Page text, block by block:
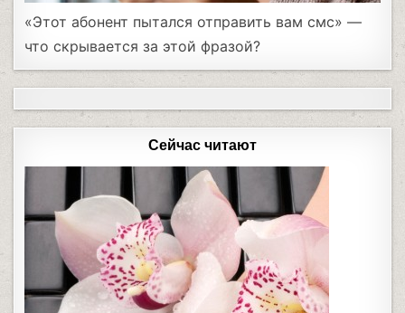
«Этот абонент пытался отправить вам смс» —
что скрывается за этой фразой?
Сейчас читают